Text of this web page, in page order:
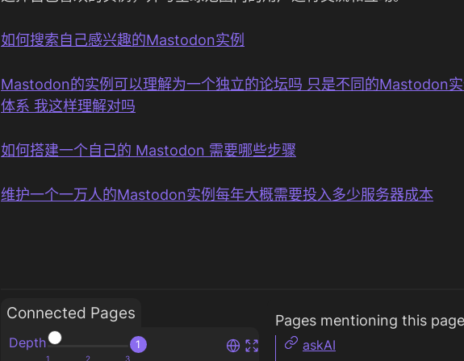
如何搜索自己感兴趣的Mastodon实例
Mastodon的实例可以理解为一个独立的论坛吗 只是不同的Mastodon
体系 我这样理解对吗
如何搭建一个自己的 Mastodon 需要哪些步骤
维护一个一万人的Mastodon实例每年大概需要投入多少服务器成本
Connected Pages
Depth 1
Pages mentioning this page
askAI